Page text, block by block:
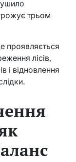
трьом
проявляється
лісів,
і відновлення